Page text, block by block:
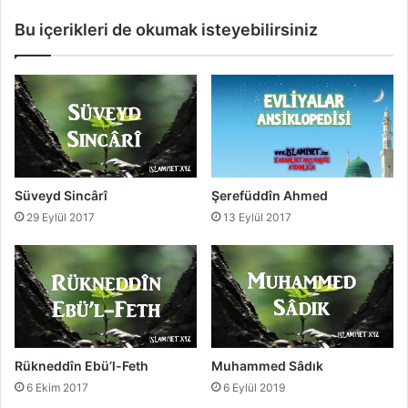
f
d
t
Bu içerikleri de okumak isteyebilirsiniz
Süveyd Sincârî
29 Eylül 2017
Şerefüddîn Ahmed
13 Eylül 2017
Rükneddîn Ebü’l-Feth
6 Ekim 2017
Muhammed Sâdık
6 Eylül 2019